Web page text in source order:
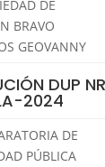
DE
BRAVO
GEOVANNY
DUP
2024
DE
PÚBLICA